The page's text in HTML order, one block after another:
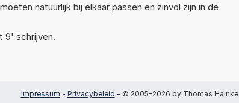
natuurlijk bij elkaar passen en zinvol zijn in de
9' schrijven.
Impressum - Privacybeleid - © 2005-2026 by Thomas Hainke